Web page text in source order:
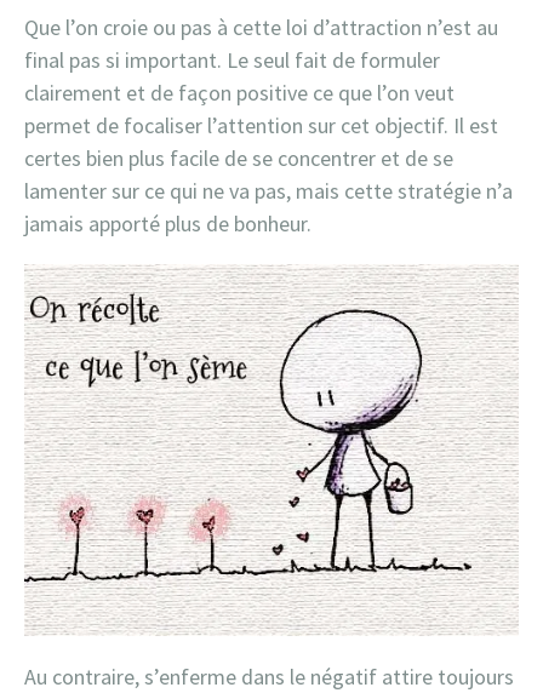
Que l’on croie ou pas à cette loi d’attraction n’est au
final pas si important. Le seul fait de formuler
clairement et de façon positive ce que l’on veut
permet de focaliser l’attention sur cet objectif. Il est
certes bien plus facile de se concentrer et de se
lamenter sur ce qui ne va pas, mais cette stratégie n’a
jamais apporté plus de bonheur.
Au contraire, s’enferme dans le négatif attire toujours